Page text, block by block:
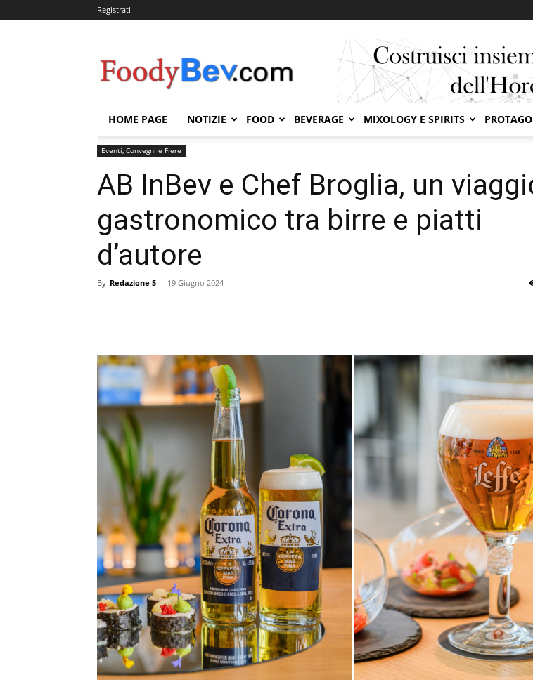
Registrati
HOME PAGE NOTIZIE FOOD BEVERAGE MIXOLOGY E SPIRITS
Home
Eventi, Convegni e Fiere
AB InBev e Chef Broglia, un
gastronomico tra birre e piatti
d’autore
By Redazione 5 - 19 Giugno 2024